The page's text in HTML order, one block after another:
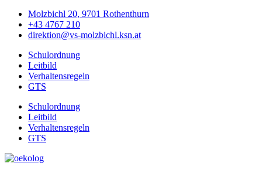
Molzbichl 20, 9701 Rothenthurn
+43 4767 210
direktion@vs-molzbichl.ksn.at
Schulordnung
Leitbild
Verhaltensregeln
GTS
Schulordnung
Leitbild
Verhaltensregeln
GTS